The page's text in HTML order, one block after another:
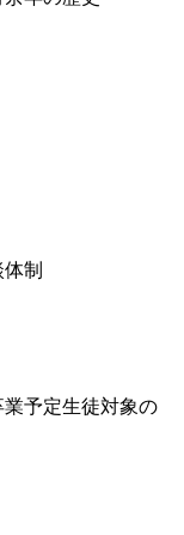
制
予定生徒対象の